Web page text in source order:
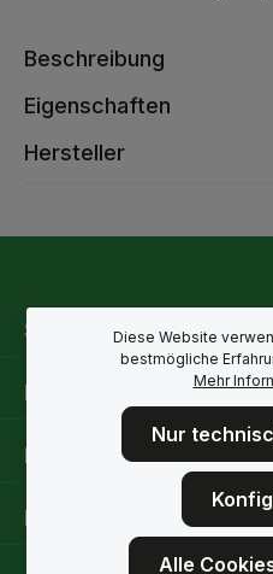
Beschreibung
Eigenschaften
Hersteller
Service-Hotline
Rechtliche Hinweise
Informationen
Folge uns
Diese Website
bestmögliche
Mehr
Nur
Alle